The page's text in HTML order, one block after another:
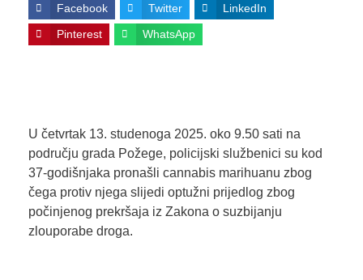
Facebook Twitter LinkedIn
Pinterest WhatsApp
U četvrtak 13. studenoga 2025. oko 9.50 sati na
području grada Požege, policijski službenici su kod
37-godišnjaka pronašli cannabis marihuanu zbog
čega protiv njega slijedi optužni prijedlog zbog
počinjenog prekršaja iz Zakona o suzbijanju
zlouporabe droga.